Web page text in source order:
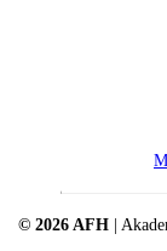
© 2026 AFH |